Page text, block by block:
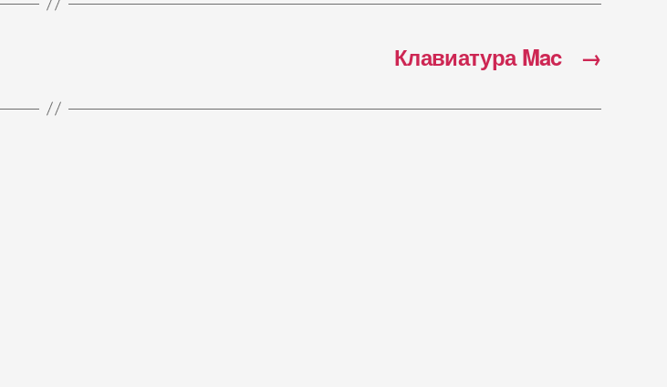
→
Клавиатура Mac